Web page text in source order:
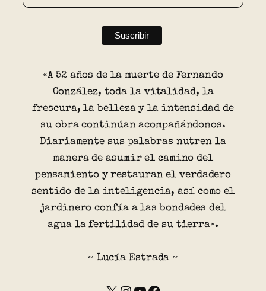
«A 52 años de la muerte de Fernando
González, toda la vitalidad, la
frescura, la belleza y la intensidad de
su obra continúan acompañándonos.
Diariamente sus palabras nutren la
manera de asumir el camino del
pensamiento y restauran el verdadero
sentido de la inteligencia, así como el
jardinero confía a las bondades del
agua la fertilidad de su tierra».
~ Lucía Estrada ~